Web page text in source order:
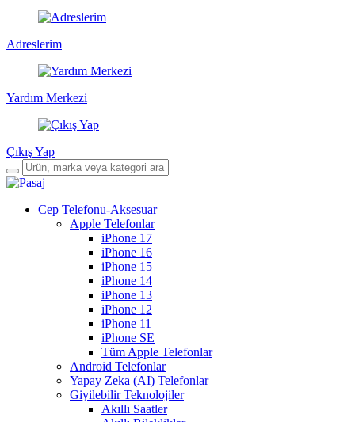
Adreslerim
Yardım Merkezi
Çıkış Yap
Cep Telefonu-Aksesuar
Apple Telefonlar
iPhone 17
iPhone 16
iPhone 15
iPhone 14
iPhone 13
iPhone 12
iPhone 11
iPhone SE
Tüm Apple Telefonlar
Android Telefonlar
Yapay Zeka (AI) Telefonlar
Giyilebilir Teknolojiler
Akıllı Saatler